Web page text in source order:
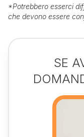
*Potrebbero esserci
che devono essere
SE